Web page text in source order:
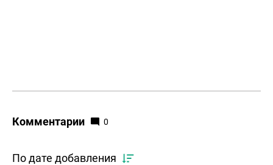
Комментарии 0
По дате добавления